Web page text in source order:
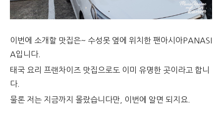
이번에 소개할 맛집은~ 수성못 옆에 위치한 팬아시아PANASI
A입니다.
태국 요리 프랜차이즈 맛집으로도 이미 유명한 곳이라고 합니
다.
물론 저는 지금까지 몰랐습니다만, 이번에 알면 되지요.